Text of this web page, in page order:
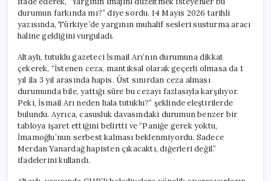
durumun farkında mı?” diye sordu. 14 Mayıs 2026 tarihli
yazısında, Türkiye’de yargının muhalif sesleri susturma aracı
haline geldiğini vurguladı.
Altaylı, tutuklu gazeteci İsmail Arı’nın durumuna dikkat
çekerek, “İstenen ceza, mantıksal olarak geçerli olmasa da 1
yıl ila 3 yıl arasında hapis. Üst sınırdan ceza alması
durumunda bile, yattığı süre bu cezayı fazlasıyla karşılıyor.
Peki, İsmail Arı neden hala tutuklu?” şeklinde eleştirilerde
bulundu. Ayrıca, casusluk davasındaki durumun benzer bir
tabloya işaret ettiğini belirtti ve “Paniğe gerek yoktu,
İmamoğlu’nun serbest kalması beklenmiyordu. Sadece
Merdan Yanardağ hapisten çıkacaktı, diğerleri değil.”
ifadelerini kullandı.